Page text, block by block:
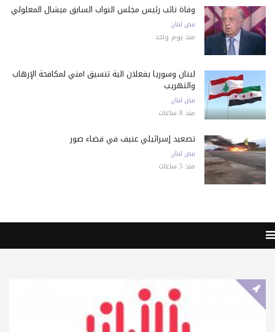
وفاة نائب رئيس مجلس النواب السابق ميشال المعلولي
نبض لبنان
منذ يوم واحد
لبنان وسوريا يفعلان آلية تنسيق أمني لمكافحة الإرهاب
والتهريب
نبض لبنان
منذ 8 ساعات
تصعيد إسرائيلي عنيف في قضاء صور
نبض لبنان
منذ 5 ساعات